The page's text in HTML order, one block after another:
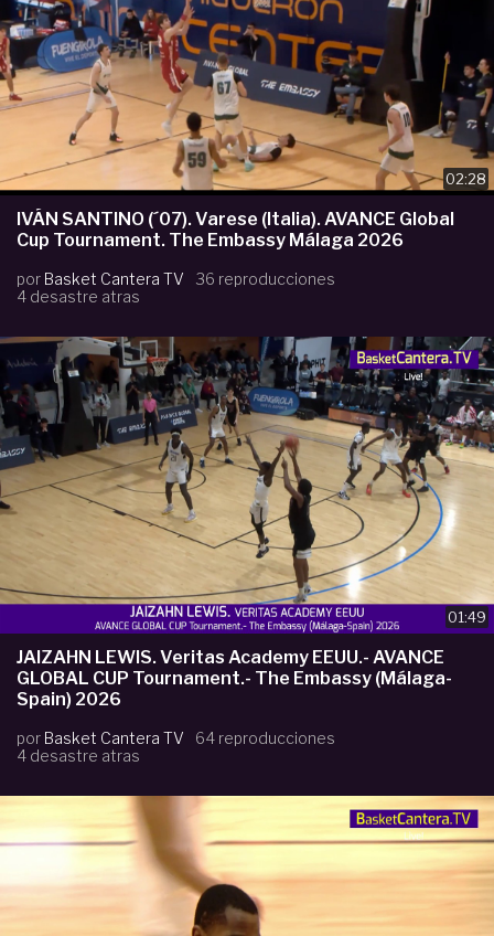
02:28
IVÁN SANTINO (´07). Varese (Italia). AVANCE Global
Cup Tournament. The Embassy Málaga 2026
por Basket Cantera TV
36 reproducciones
4 desastre atras
01:49
JAIZAHN LEWIS. Veritas Academy EEUU.- AVANCE
GLOBAL CUP Tournament.- The Embassy (Málaga-
Spain) 2026
por Basket Cantera TV
64 reproducciones
4 desastre atras